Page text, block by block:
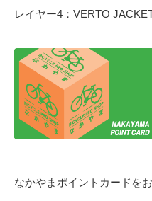
レイヤー4：VERTO
なかやまポイントカードを